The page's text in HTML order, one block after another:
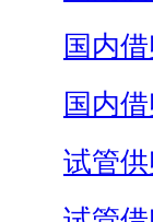
国内
国内
试管